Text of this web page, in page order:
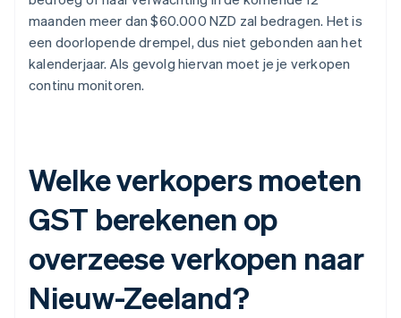
maanden meer dan $60.000 NZD zal bedragen. Het is
een doorlopende drempel, dus niet gebonden aan het
kalenderjaar. Als gevolg hiervan moet je je verkopen
continu monitoren.
Welke verkopers moeten
GST berekenen op
overzeese verkopen naar
Nieuw-Zeeland?